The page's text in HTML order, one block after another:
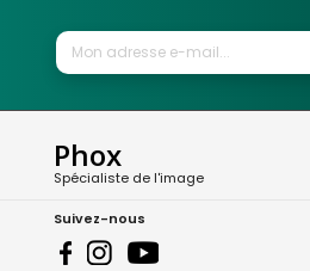
Phox
Spécialiste de l'image
Suivez-nous